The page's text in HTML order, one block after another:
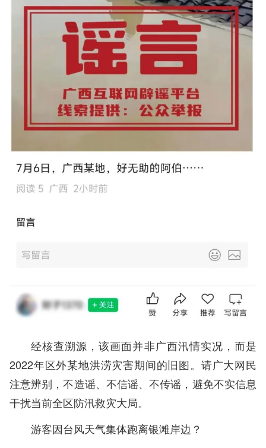
经核查溯源，该画面并非广西汛情实况，而是
2022年区外某地洪涝灾害期间的旧图。请广大网民
注意辨别，不造谣、不信谣、不传谣，避免不实信息
干扰当前全区防汛救灾大局。
游客因台风天气集体跑离银滩岸边？